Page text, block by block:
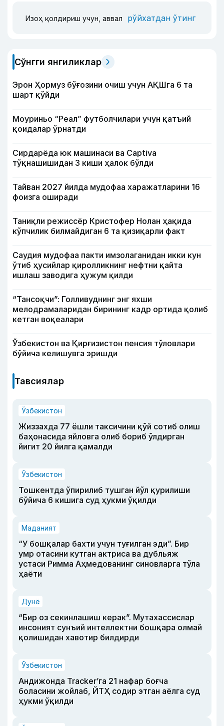
Изоҳ қолдириш учун, аввал рўйхатдан ўтинг
Сўнгги янгиликлар
Эрон Ҳормуз бўғозини очиш учун АҚШга 6 та
шарт қўйди
Моуриньо “Реал” футболчилари учун қатъий
қоидалар ўрнатди
Сирдарёда юк машинаси ва Captiva
тўқнашишидан 3 киши ҳалок бўлди
Тайван 2027 йилда мудофаа харажатларини 16
фоизга оширади
Таниқли режиссёр Кристофер Нолан ҳақида
кўпчилик билмайдиган 6 та қизиқарли факт
Саудия мудофаа пакти имзолаганидан икки кун
ўтиб ҳусийлар қиролликнинг нефтни қайта
ишлаш заводига ҳужум қилди
“Тансоқчи”: Голливуднинг энг яхши
мелодрамаларидан бирининг кадр ортида қолиб
кетган воқеалари
Ўзбекистон ва Қирғизистон пенсия тўловлари
бўйича келишувга эришди
Тавсиялар
Ўзбекистон
Жиззахда 77 ёшли таксичини қўй сотиб олиш
баҳонасида яйловга олиб бориб ўлдирган
йигит 20 йилга қамалди
Ўзбекистон
Тошкентда ўпирилиб тушган йўл қурилиши
бўйича 6 кишига суд ҳукми ўқилди
Маданият
“У бошқалар бахти учун туғилган эди”. Бир
умр отасини кутган актриса ва дубльяж
устаси Римма Аҳмедованинг синовларга тўла
ҳаёти
Дунё
“Бир оз секинлашиш керак”. Мутахассислар
инсоният сунъий интеллектни бошқара олмай
қолишидан хавотир билдирди
Ўзбекистон
Андижонда Tracker’га 21 нафар боғча
боласини жойлаб, ЙТҲ содир этган аёлга суд
ҳукми ўқилди